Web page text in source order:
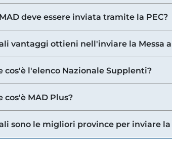
deve essere inviata tramite la PEC?
vantaggi ottieni nell'inviare la Messa
cos'è l'elenco Nazionale Supplenti?
cos'è MAD Plus?
sono le migliori province per inviare la